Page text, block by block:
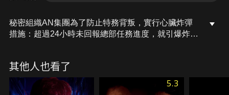
秘密組織AN集團為了防止特務背叛，實行心臟炸彈
措施：超過24小時未回報總部任務進度，就引爆炸
爆心臟炸彈。而山下被監禁的原因與能操控全世界的
「次世代能源」有關，各國際特務開始鬥智鬥勇更鬥
命！
其他人也看了
5.3